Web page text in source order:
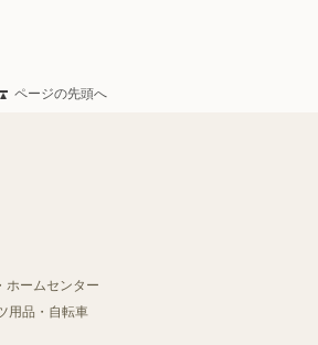
ページの先頭へ
ホームセンター
用品・自転車